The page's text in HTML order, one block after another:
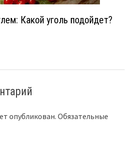
Какой уголь подойдет?
опубликован. Обязательные